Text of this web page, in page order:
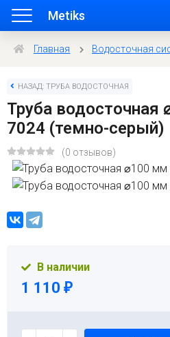
Metiks
Главная Водосточная
НАЗАД: ТРУБА ВОДОСТОЧНАЯ
Труба
7024 (темно-серый)
(0 отзывов)
В наличии
1 110 ₽